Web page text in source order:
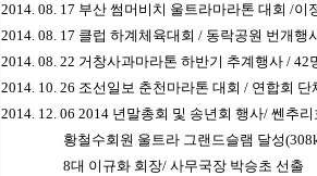
2014. 08. 17 부산 썸머비치 울트라마라톤 대회 /이
2014. 08. 17 클럽 하계체육대회 / 동락공원 번개행
2014. 08. 22 거창사과마라톤 하반기 추계행사 / 42
2014. 10. 26 조선일보 춘천마라톤 대회 / 연합회 단
2014. 12. 06 2014 년말총회 및 송년회 행사/ 쎈추
황철수회원 울트라 그랜드슬램 달성
8대 이규화 회장/ 사무국장 박승초 선출